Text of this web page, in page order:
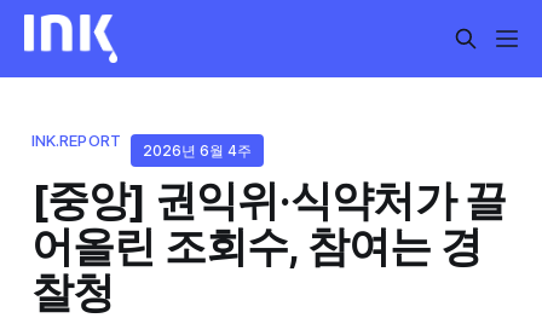
INK.REPORT
2026년 6월 4주
[중앙] 권익위·식약처가 끌
어올린 조회수, 참여는 경
찰청